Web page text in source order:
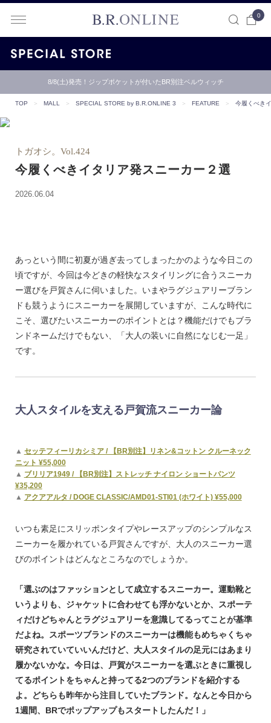
0
8/8(土)発売！ジップポケットが付いたBR別注ベルウィッチ
TOP ＞ MALL ＞ SPECIAL STORE by B.R.ONLINE 3 ＞ FEATURE ＞ 今履くべき
トガオシ。Vol.424
今履くべきイタリア発スニーカー２選
2026.06.04
あっという間に初夏が過ぎ去ってしまったかのような今日この
頃ですが、今回は今どきの軽快なスタイリングに合うスニーカ
ー選びを戸賀さんに伺いました。いまやラグジュアリーブラン
ドも競うようにスニーカーを展開していますが、こんな時代に
こそ、選びたいスニーカーのポイントとは？機能だけでもブラ
ンドネームだけでもない、「大人の装いに自然になじむ一足」
です。
大人スタイルを支える戸賀流スニーカー論
▲ セッテフィーリカシミア / 【BR別注】リネン&コットン クルーネック
ニット ¥55,000
▲ ブリリア1949 / 【BR別注】ストレッチ ナイロン ショートパンツ
¥35,200
▲ アクアアルタ / DOGE CLASSIC/AMD01-STI01 (ホワイト) ¥55,000
いつも素足にスリッポンタイプやレースアップのシンプルなス
ニーカーを履かれている戸賀さんですが、大人のスニーカー選
びのポイントはどんなところなのでしょうか。
「選ぶのはファッションとして成立するスニーカー。運動靴と
いうよりも、ジャケットに合わせても浮かないとか、スポーテ
ィだけどちゃんとラグジュアリーを意識してるってことが基準
だよね。スポーツブランドのスニーカーは機能もめちゃくちゃ
研究されていていいんだけど、大人スタイルの足元にはあまり
履かないかな。今日は、戸賀がスニーカーを選ぶときに重視し
てるポイントをちゃんと持ってる2つのブランドを紹介する
よ。どちらも昨年から注目していたブランド。なんと今日から
1週間、BRでポップアップもスタートしたんだ！」